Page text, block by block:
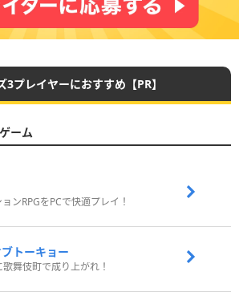
プレイヤーにおすすめ【PR】
ーム
ンRPGをPCで快適プレイ！
トーキョー
舞伎町で成り上がれ！